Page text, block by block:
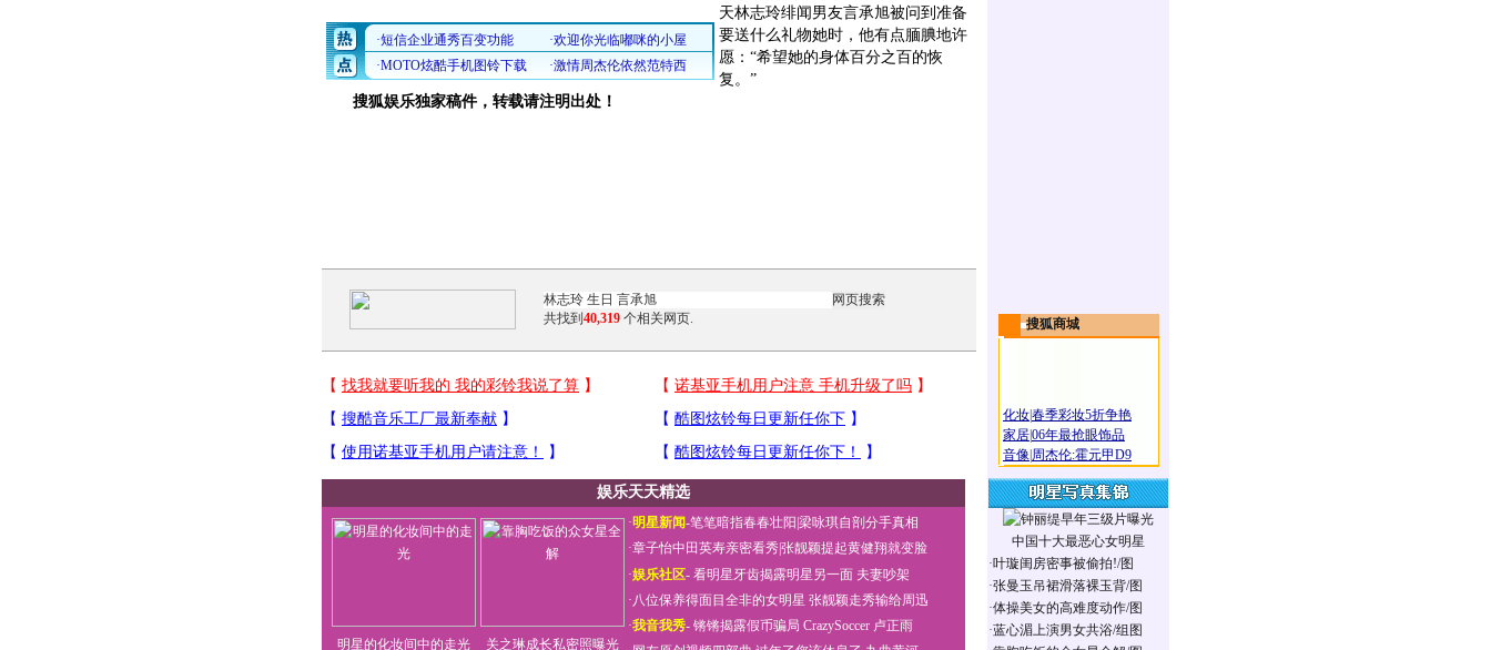
天林志玲绯闻男友言承旭被问到准备
要送什么礼物她时，他有点腼腆地许
愿：“希望她的身体百分之百的恢
复。”
搜狐娱乐独家稿件，转载请注明出处！
共找到 40,319 个相关网页.
娱乐天天精选
明星的化妆间中的走光 关之琳成长私密照曝光
·明星新闻-笔笔暗指春春壮阳 梁咏琪自剖分手真相
·章子怡中田英寿亲密看秀张靓颖提起黄健翔就变脸
·娱乐社区- 看明星牙齿揭露明星另一面 夫妻吵架
·八位保养得面目全非的女明星 张靓颖走秀输给周迅
·我音我秀- 锵锵揭露假币骗局 CrazySoccer 卢正雨
搜狐商城
化妆春季彩妆5折争艳
家居06年最抢眼饰品
音像 周杰伦:霍元甲D9
中国十大最恶心女明星
·叶璇闺房密事被偷拍!/图
·张曼玉吊裙滑落裸玉背/图
·体操美女的高难度动作/图
·蓝心湄上演男女共浴/组图